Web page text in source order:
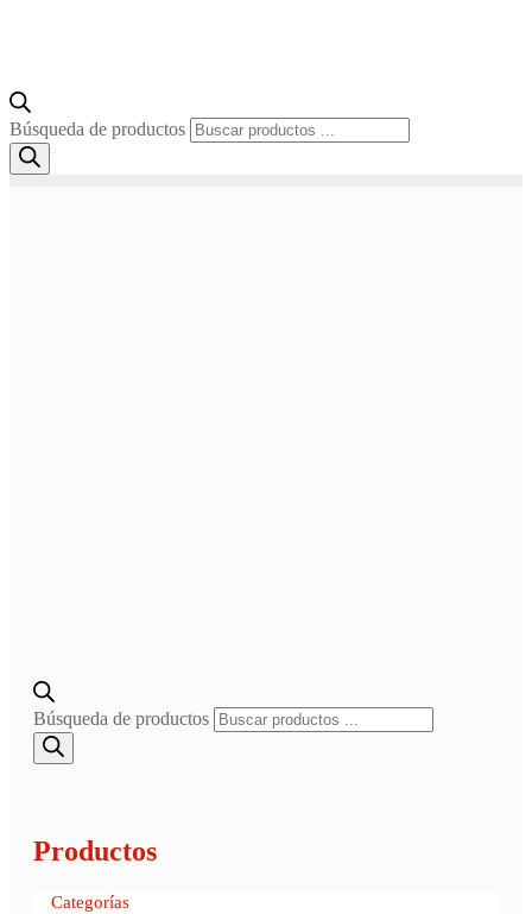
Búsqueda de productos
Búsqueda de productos
Productos
Categorías